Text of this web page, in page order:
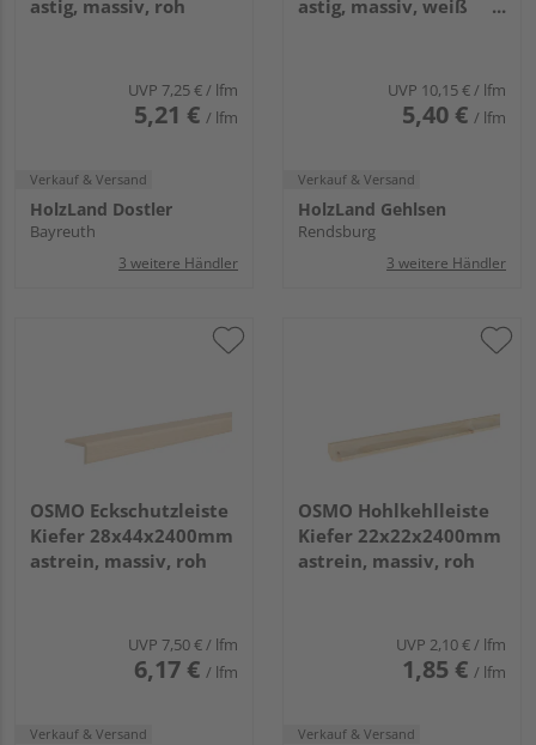
astig, massiv, roh
UVP 7,25 €/ lfm
5,21 € / lfm
Verkauf & Versand
HolzLand Dostler
Bayreuth
3 weitere Händler
astig, massiv, weiß
UVP 10,15 €/ lfm
5,40 € / lfm
Verkauf & Versand
HolzLand Gehlsen
Rendsburg
3 weitere Händler
OSMO Eckschutzleiste
Kiefer 28x44x2400mm
astrein, massiv, roh
UVP 7,50 €/ lfm
6,17 € / lfm
Verkauf & Versand
OSMO Hohlkehlleiste
Kiefer 22x22x2400mm
astrein, massiv, roh
UVP 2,10 €/ lfm
1,85 € / lfm
Verkauf & Versand